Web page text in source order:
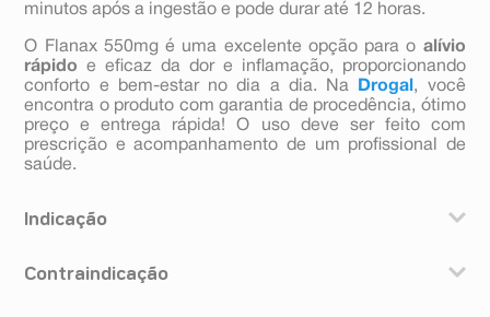
minutos após a ingestão e pode durar até 12 horas.
O Flanax 550mg é uma excelente opção para o alívio
rápido e eficaz da dor e inflamação, proporcionando
conforto e bem-estar no dia a dia. Na
Drogal , você
encontra o produto com garantia de procedência, ótimo
preço e entrega rápida! O uso deve ser feito com
prescrição e acompanhamento de um profissional de
saúde.
Indicação
• dores agudas causadas por inflamação, como por
Contraindicação